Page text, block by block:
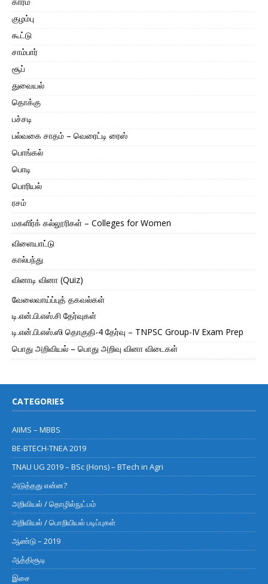
குழம்பு
கூட்டு
சாம்பார்
சூப்
துவையல்
தொக்கு
பச்சடி
பல்வகை சாதம் – வெரைட்டி ரைஸ்
பொங்கல்
பொடி
பொரியல்
ரசம்
மகளிர்க் கல்லூரிகள் – Colleges for Women
விளையாட்டு
கால்பந்து
வினாடி வினா (Quiz)
வேலைவாய்ப்புத் தகவல்கள்
டி.என்.பி.எஸ்.சி தேர்வுகள்
டி.என்.பி.எஸ்.ஸி தொகுதி-4 தேர்வு – TNPSC Group-IV Exam Prep
பொது அறிவியல் – பொது அறிவு வினா விடைகள்
CATEGORIES
AIIMS – MBBS
BE-BTECH-TNEA 2019
TNAU UG 2019 – BSc (Hons) – BTech in Agri
அடுத்தது என்ன?
அறிவியல் / தொழில்நுட்பம்
அறிவியல் / பொறியியல் படிப்புகள்
ஆண்டு – 2019
ஆத்திசூடி
இசை